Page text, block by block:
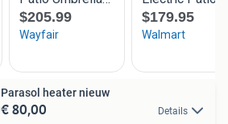
Parasol heater nieuw
€ 80,00 Details